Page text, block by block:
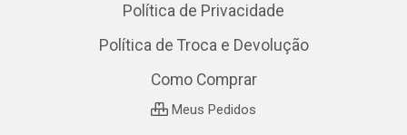
Política de Privacidade
Política de Troca e Devolução
Como Comprar
Meus Pedidos